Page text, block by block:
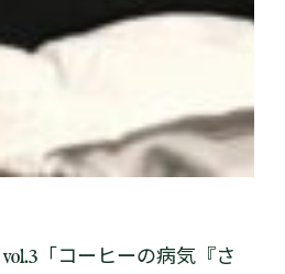
「コーヒーの病気『さ